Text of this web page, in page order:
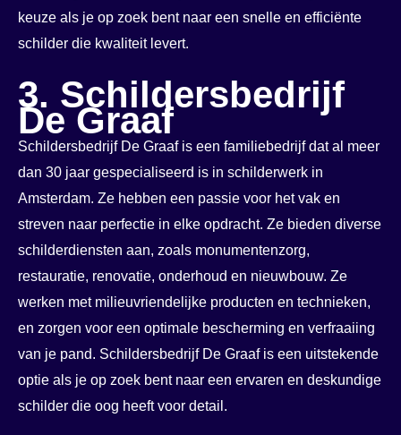
keuze als je op zoek bent naar een snelle en efficiënte
schilder die kwaliteit levert.
3. Schildersbedrijf
De Graaf
Schildersbedrijf De Graaf is een familiebedrijf dat al meer
dan 30 jaar gespecialiseerd is in schilderwerk in
Amsterdam. Ze hebben een passie voor het vak en
streven naar perfectie in elke opdracht. Ze bieden diverse
schilderdiensten aan, zoals monumentenzorg,
restauratie, renovatie, onderhoud en nieuwbouw. Ze
werken met milieuvriendelijke producten en technieken,
en zorgen voor een optimale bescherming en verfraaiing
van je pand. Schildersbedrijf De Graaf is een uitstekende
optie als je op zoek bent naar een ervaren en deskundige
schilder die oog heeft voor detail.